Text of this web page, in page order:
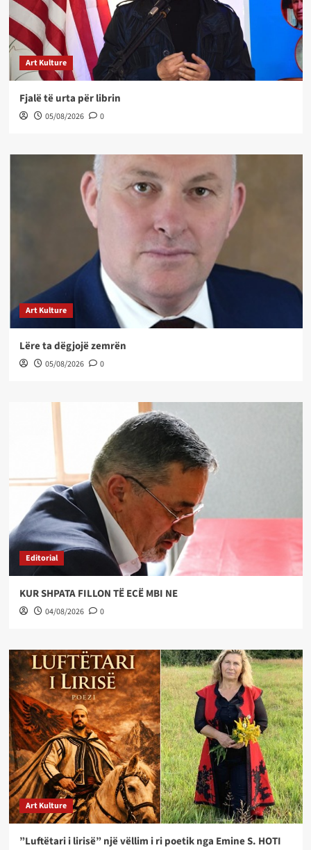
Art Kulture
Fjalë të urta për librin
05/08/2026 0
Art Kulture
Lëre ta dëgjojë zemrën
05/08/2026 0
Editorial
KUR SHPATA FILLON TË ECË MBI NE
04/08/2026 0
Art Kulture
”Luftëtari i lirisë” një vëllim i ri poetik nga Emine S. HOTI